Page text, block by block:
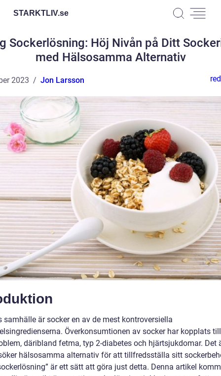
STARKTLIV.se
Sockerlösning: Höj Nivån på Ditt
med Hälsosamma Alternativ
2023 Jon Larsson
samhälle är socker en av de mest kontroversiella
Överkonsumtionen av socker har kopplats
däribland fetma, typ 2-diabetes och hjärtsjukdomar. Det
hälsosamma alternativ för att tillfredsställa sitt
är ett sätt att göra just detta. Denna artikel